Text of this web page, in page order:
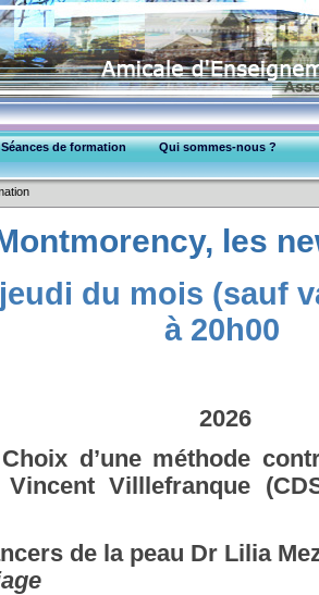
les
du mois (sauf
à 20h00
2026
d’une méthode
Villlefranque
de la peau Dr Lilia
Séances de formation
Qui sommes-nous ?
EPU-95 Montmorency